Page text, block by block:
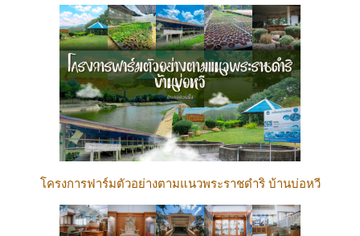
โครงการฟาร์มตัวอย่างตามแนวพระราชดำริ บ้านบ่อหวี